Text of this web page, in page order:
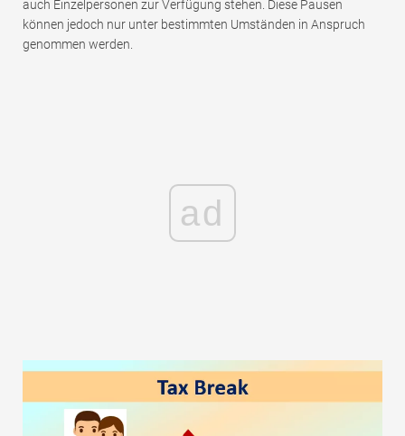
auch Einzelpersonen zur Verfügung stehen. Diese Pausen
können jedoch nur unter bestimmten Umständen in Anspruch
genommen werden.
ad